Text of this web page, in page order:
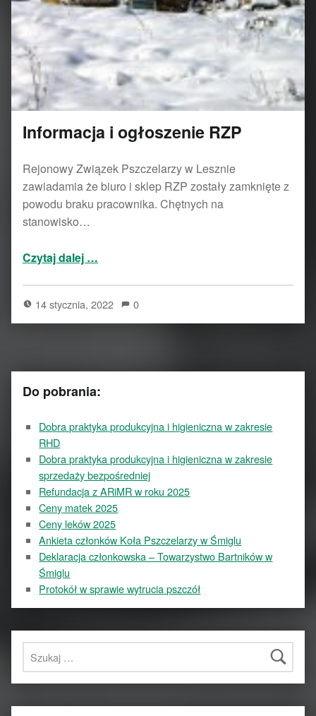
Informacja i ogłoszenie RZP
Rejonowy Związek Pszczelarzy w Lesznie
zawiadamia że biuro i sklep RZP zostały zamknięte z
powodu braku pracownika. Chętnych na
stanowisko…
Czytaj dalej …
14 stycznia, 2022 0
Do pobrania:
Dobra praktyka produkcyjna i higieniczna w zakresie
RHD
Dobra praktyka produkcyjna i higieniczna w zakresie
sprzedaży bezpośredniej
Refundacja z ARiMR w roku 2025
Ceny matek 2025
Ceny leków 2025
Ankieta członków Koła Pszczelarzy w Śmiglu
Deklaracja członkowska – Towarzystwo Bartników w
Śmiglu
Protokół w sprawie wytrucia pszczół
Szukaj: